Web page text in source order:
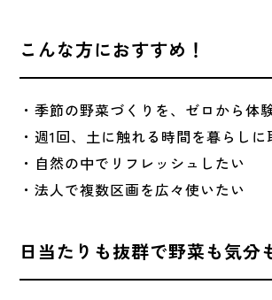
こんな方におすすめ！
・季節の野菜づくりを、ゼロから体
・週1回、土に触れる時間を暮らしに
・自然の中でリフレッシュしたい
・法人で複数区画を広々使いたい
日当たりも抜群で野菜も気分